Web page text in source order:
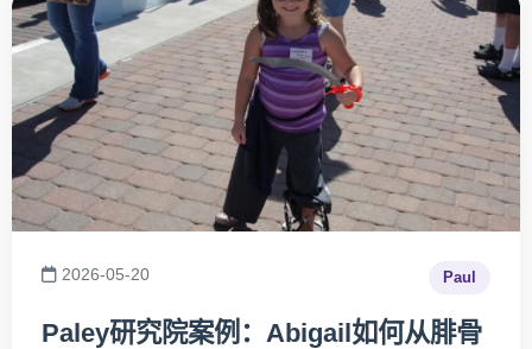
2026-05-20 Paul
Paley研究院案例：Abigail如何从腓骨